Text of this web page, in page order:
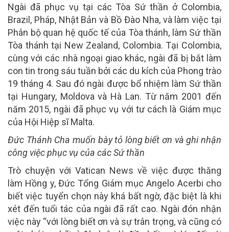
Ngài đã phục vụ tại các Tòa Sứ thần ở Colombia,
Brazil, Pháp, Nhật Bản và Bồ Đào Nha, và làm việc tại
Phân bộ quan hệ quốc tế của Tòa thánh, làm Sứ thần
Tòa thánh tại New Zealand, Colombia. Tại Colombia,
cùng với các nhà ngoại giao khác, ngài đã bị bắt làm
con tin trong sáu tuần bởi các du kích của Phong trào
19 tháng 4. Sau đó ngài được bổ nhiệm làm Sứ thần
tại Hungary, Moldova và Hà Lan. Từ năm 2001 đến
năm 2015, ngài đã phục vụ với tư cách là Giám mục
của Hội Hiệp sĩ Malta.
Đức Thánh Cha muốn bày tỏ lòng biết ơn và ghi nhận
công việc phục vụ của các Sứ thần
Trò chuyện với Vatican News về việc được thăng
làm Hồng y, Đức Tổng Giám mục Angelo Acerbi cho
biết việc tuyển chọn này khá bất ngờ, đặc biệt là khi
xét đến tuổi tác của ngài đã rất cao. Ngài đón nhận
việc này “với lòng biết ơn và sự trân trọng, và cũng có